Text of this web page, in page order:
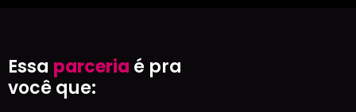
Essa parceria é pra
você que: